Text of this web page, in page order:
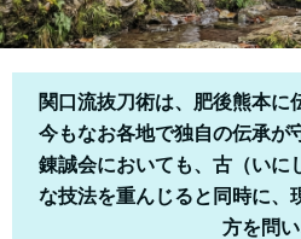
関口流抜刀術は、肥後熊本に
今もなお各地で独自の伝承が
錬誠会においても、古（いに
な技法を重んじると同時に、
方を問い